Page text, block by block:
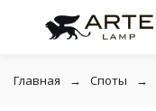
Главная Споты